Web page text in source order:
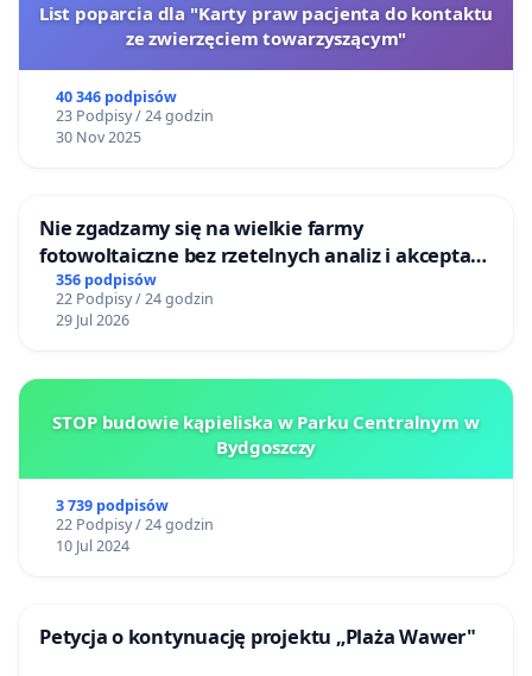
List poparcia dla "Karty praw pacjenta do kontaktu
ze zwierzęciem towarzyszącym"
40 346 podpisów
23 Podpisy / 24 godzin
30 Nov 2025
Nie zgadzamy się na wielkie farmy
fotowoltaiczne bez rzetelnych analiz i akceptacji
mieszkańców
356 podpisów
22 Podpisy / 24 godzin
29 Jul 2026
STOP budowie kąpieliska w Parku Centralnym w
Bydgoszczy
3 739 podpisów
22 Podpisy / 24 godzin
10 Jul 2024
Petycja o kontynuację projektu „Plaża Wawer"